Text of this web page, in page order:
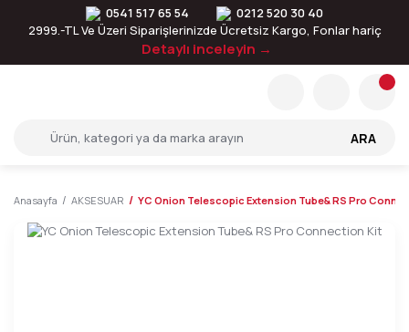
0541 517 65 54
0212 520 30 40
2999.-TL Ve Üzeri Siparişlerinizde Ücretsiz Kargo, Fonlar hariç
Detaylı inceleyin →
ARA
Anasayfa AKSESUAR YC Onion Telescopic Extension Tube& RS Pro